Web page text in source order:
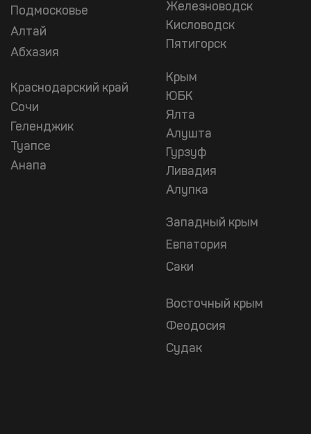
Подмосковье
Алтай
Абхазия
Краснодарский край
Сочи
Геленджик
Туапсе
Анапа
Железноводск
Кисловодск
Пятигорск
Крым
ЮБК
Ялта
Алушта
Гурзуф
Ливадия
Алупка
Западный крым
Евпатория
Саки
Восточный крым
Феодосия
Судак